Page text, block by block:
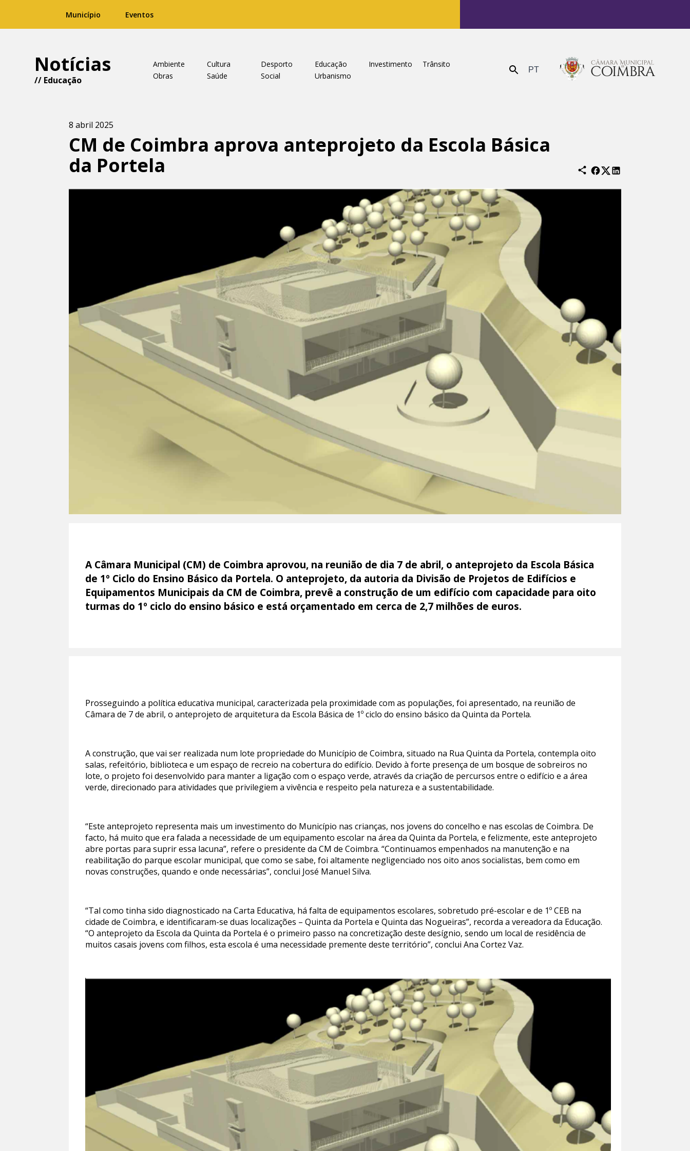
Município Eventos
Notícias
// Educação
Ambiente Cultura Desporto Educação Investimento
Trânsito
Obras
Saúde Social Urbanismo Enviar PT
8 abril 2025
CM de Coimbra aprova anteprojeto da Escola Básica
da Portela
A Câmara Municipal (CM) de Coimbra aprovou, na reunião de dia 7 de abril, o anteprojeto da Escola Básica
de 1º Ciclo do Ensino Básico da Portela. O anteprojeto, da autoria da Divisão de Projetos de Edifícios e
Equipamentos Municipais da CM de Coimbra, prevê a construção de um edifício com capacidade para oito
turmas do 1º ciclo do ensino básico e está orçamentado em cerca de 2,7 milhões de euros.
Prosseguindo a política educativa municipal, caracterizada pela proximidade com as populações, foi apresentado, na reunião de
Câmara de 7 de abril, o anteprojeto de arquitetura da Escola Básica de 1º ciclo do ensino básico da Quinta da Portela.
A construção, que vai ser realizada num lote propriedade do Município de Coimbra, situado na Rua Quinta da Portela, contempla oito
salas, refeitório, biblioteca e um espaço de recreio na cobertura do edifício. Devido à forte presença de um bosque de sobreiros no
lote, o projeto foi desenvolvido para manter a ligação com o espaço verde, através da criação de percursos entre o edifício e a área
verde, direcionado para atividades que privilegiem a vivência e respeito pela natureza e a sustentabilidade.
“Este anteprojeto representa mais um investimento do Município nas crianças, nos jovens do concelho e nas escolas de Coimbra. De
facto, há muito que era falada a necessidade de um equipamento escolar na área da Quinta da Portela, e felizmente, este anteprojeto
abre portas para suprir essa lacuna”, refere o presidente da CM de Coimbra. “Continuamos empenhados na manutenção e na
reabilitação do parque escolar municipal, que como se sabe, foi altamente negligenciado nos oito anos socialistas, bem como em
novas construções, quando e onde necessárias”, conclui José Manuel Silva.
“Tal como tinha sido diagnosticado na Carta Educativa, há falta de equipamentos escolares, sobretudo pré-escolar e de 1º CEB na
cidade de Coimbra, e identificaram-se duas localizações – Quinta da Portela e Quinta das Nogueiras”, recorda a vereadora da Educação.
“O anteprojeto da Escola da Quinta da Portela é o primeiro passo na concretização deste desígnio, sendo um local de residência de
muitos casais jovens com filhos, esta escola é uma necessidade premente deste território”, conclui Ana Cortez Vaz.